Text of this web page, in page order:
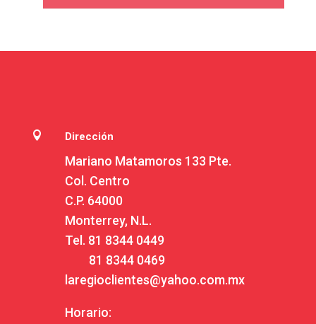
 Dirección
Mariano Matamoros 133 Pte.
Col. Centro
C.P. 64000
Monterrey, N.L.
Tel. 81 8344 0449
81 8344 0469
laregioclientes@yahoo.com.mx
Horario: